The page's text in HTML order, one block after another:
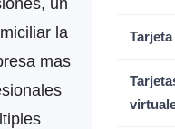
un
la
mas